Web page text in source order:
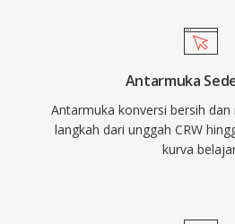
Antarmuka
Antarmuka konversi bersih
langkah dari unggah CRW
kurva